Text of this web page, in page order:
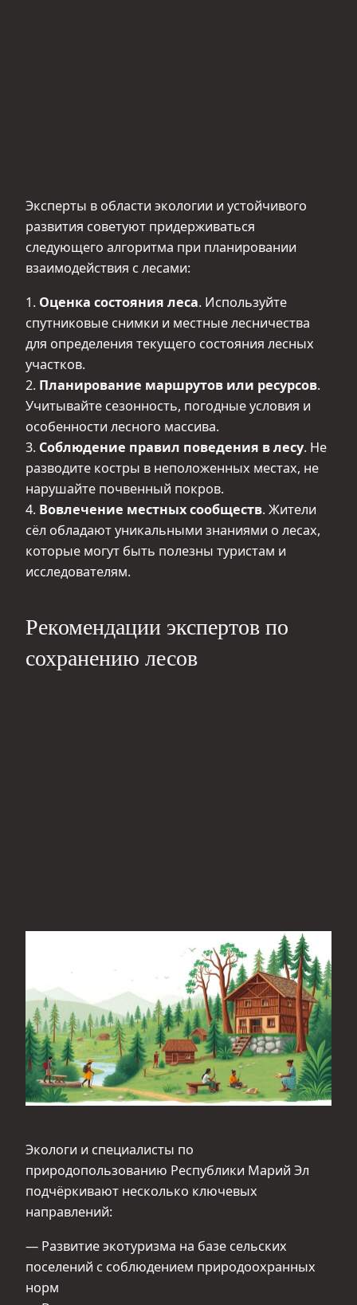
Эксперты в области экологии и устойчивого
развития советуют придерживаться
следующего алгоритма при планировании
взаимодействия с лесами:
1. Оценка состояния леса. Используйте
спутниковые снимки и местные лесничества
для определения текущего состояния лесных
участков.
2. Планирование маршрутов или ресурсов.
Учитывайте сезонность, погодные условия и
особенности лесного массива.
3. Соблюдение правил поведения в лесу. Не
разводите костры в неположенных местах, не
нарушайте почвенный покров.
4. Вовлечение местных сообществ. Жители
сёл обладают уникальными знаниями о лесах,
которые могут быть полезны туристам и
исследователям.
Рекомендации экспертов по
сохранению лесов
Экологи и специалисты по
природопользованию Республики Марий Эл
подчёркивают несколько ключевых
направлений:
— Развитие экотуризма на базе сельских
поселений с соблюдением природоохранных
норм